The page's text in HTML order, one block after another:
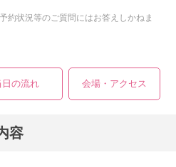
約状況等のご質問にはお答えしかねま
日の流れ 会場・アクセス
容